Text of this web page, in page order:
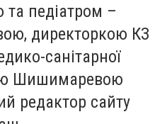
педіатром –
директоркою КЗ
санітарної
Шишимаревою
редактор сайту